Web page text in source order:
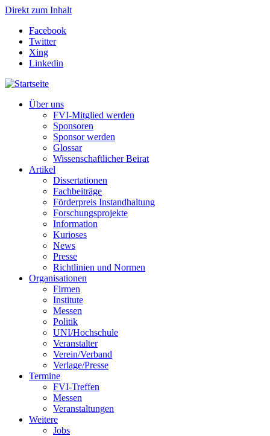
Direkt zum Inhalt
Facebook
Twitter
Xing
Linkedin
Über uns
FVI-Mitglied werden
Sponsoren
Sponsor werden
Glossar
Wissenschaftlicher Beirat
Artikel
Dissertationen
Fachbeiträge
Förderpreis Instandhaltung
Forschungsprojekte
Information
Kurioses
News
Presse
Richtlinien und Normen
Organisationen
Firmen
Institute
Messen
Politik
UNI/Hochschule
Veranstalter
Verein/Verband
Verlage/Presse
Termine
FVI-Treffen
Messen
Veranstaltungen
Weitere
Jobs